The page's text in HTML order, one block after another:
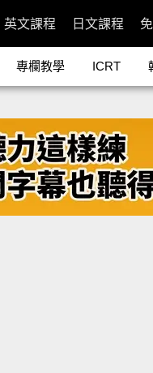
英文課程 日文課程
專欄教學 ICRT